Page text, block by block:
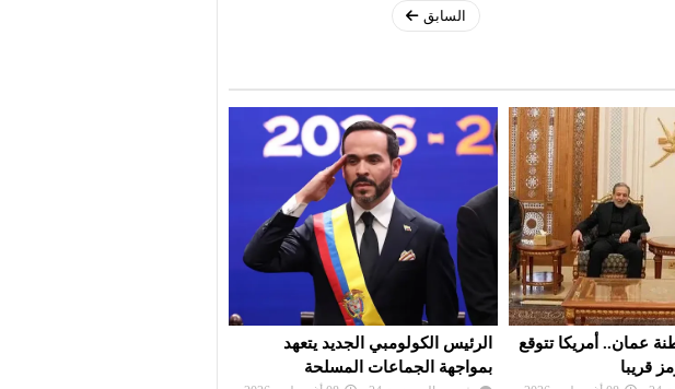
السابق
الجديد يتعهد
المسلحة
غياب كاتس عن اجتماع «الكابينت»
يثير التساؤلات